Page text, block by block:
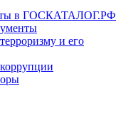
в ГОСКАТАЛОГ.РФ
и его